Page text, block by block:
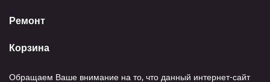
Ремонт
Корзина
Обращаем Ваше внимание на то, что данный интернет-сайт